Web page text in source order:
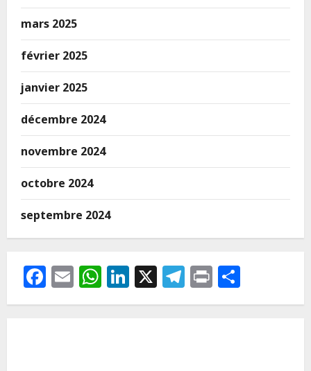
mars 2025
février 2025
janvier 2025
décembre 2024
novembre 2024
octobre 2024
septembre 2024
Facebook
EmailWhatsApp
LinkedIn
X Telegram
Print